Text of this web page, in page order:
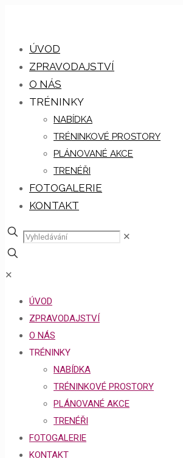
ÚVOD
ZPRAVODAJSTVÍ
O NÁS
TRÉNINKY
NABÍDKA
TRÉNINKOVÉ PROSTORY
PLÁNOVANÉ AKCE
TRENÉŘI
FOTOGALERIE
KONTAKT
✕
✕
ÚVOD
ZPRAVODAJSTVÍ
O NÁS
TRÉNINKY
NABÍDKA
TRÉNINKOVÉ PROSTORY
PLÁNOVANÉ AKCE
TRENÉŘI
FOTOGALERIE
KONTAKT